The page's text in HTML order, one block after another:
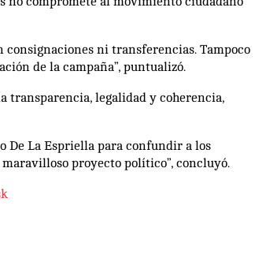
consignaciones ni transferencias. Tampoco
de la campaña”, puntualizó.
transparencia, legalidad y coherencia,
De La Espriella para confundir a los
proyecto político”, concluyó.